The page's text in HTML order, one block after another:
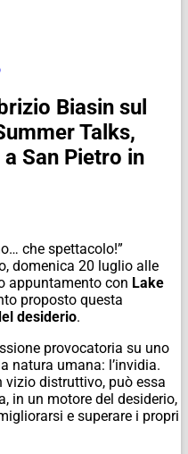
Biasin sul
Talks,
San Pietro in
che spettacolo!”
domenica 20 luglio alle
appuntamento con Lake
proposto questa
desiderio.
provocatoria su uno
natura umana: l’invidia.
distruttivo, può essa
in un motore del desiderio,
e superare i propri